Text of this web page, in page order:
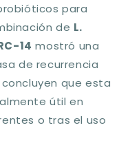
para
de L.
14 mostró una
de recurrencia
que esta
útil en
o tras el uso